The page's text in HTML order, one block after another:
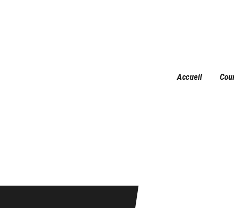
Accueil